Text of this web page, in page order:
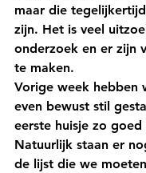
maar die
zijn. Het is veel
onderzoek en er zijn
te maken.
Vorige week hebben
even bewust stil
eerste huisje zo goed
Natuurlijk staan er
de lijst die we